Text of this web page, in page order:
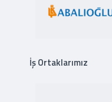
İş Ortaklarımız